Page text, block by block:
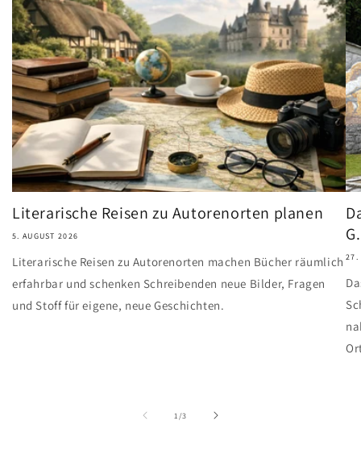
Literarische Reisen zu Autorenorten planen
5. AUGUST 2026
Literarische Reisen zu Autorenorten machen Bücher räumlich
erfahrbar und schenken Schreibenden neue Bilder, Fragen
und Stoff für eigene, neue Geschichten.
27.
1/von
3